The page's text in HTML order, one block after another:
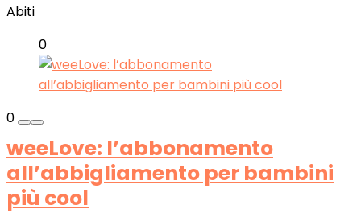
Abiti
0
0
weeLove: l’abbonamento
all’abbigliamento per bambini
più cool